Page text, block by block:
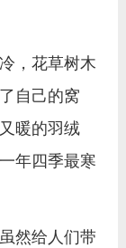
，花草树木
自己的窝
暖的羽绒
年四季最寒
然给人们带